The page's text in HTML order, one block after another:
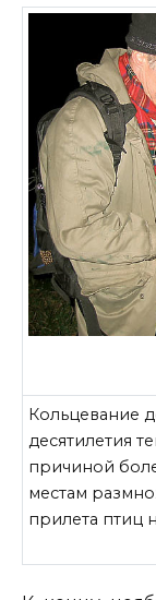
Кольцевание
десятилетия
причиной
местам
прилета птиц